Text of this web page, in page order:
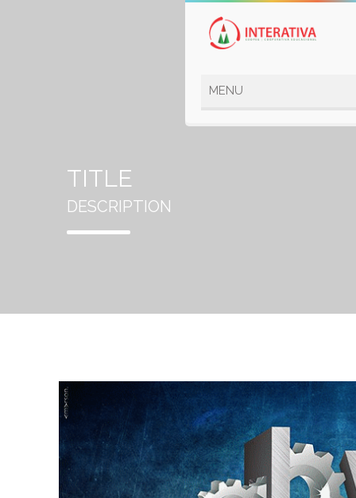
TITLE
DESCRIPTION